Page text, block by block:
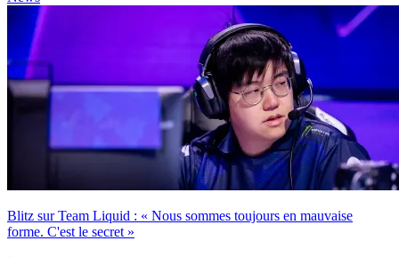
Blitz sur Team Liquid : « Nous sommes toujours en mauvaise
forme. C'est le secret »